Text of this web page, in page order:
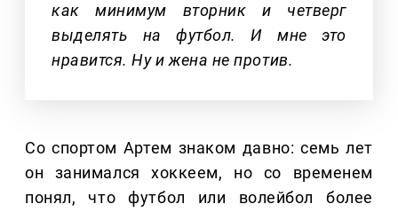
как минимум вторник и четверг
выделять на футбол. И мне это
нравится. Ну и жена не против.
Со спортом Артем знаком давно: семь лет
он занимался хоккеем, но со временем
понял, что футбол или волейбол более